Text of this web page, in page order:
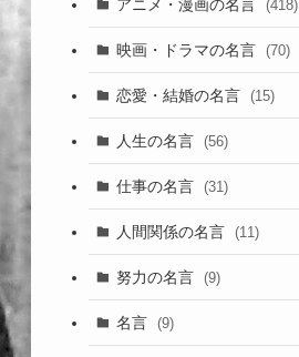
アニメ・漫画の名言 (418)
映画・ドラマの名言 (70)
恋愛・結婚の名言 (15)
人生の名言 (56)
仕事の名言 (31)
人間関係の名言 (11)
努力の名言 (9)
名言 (9)